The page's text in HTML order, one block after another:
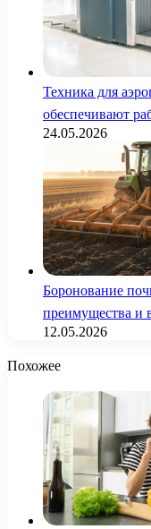
Техника для
обеспечивают
24.05.2026
Боронование
преимущества и
12.05.2026
Похожее